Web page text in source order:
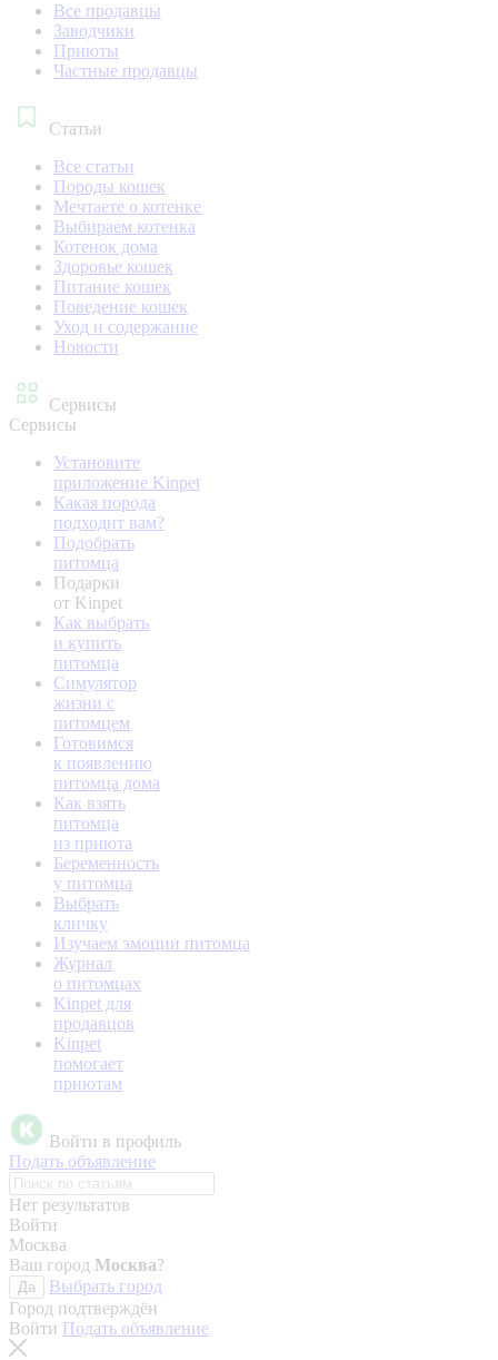
Все продавцы
Заводчики
Приюты
Частные продавцы
Статьи
Все статьи
Породы кошек
Мечтаете о котенке
Выбираем котенка
Котенок дома
Здоровье кошек
Питание кошек
Поведение кошек
Уход и содержание
Новости
Сервисы
Сервисы
Установите
приложение Kinpet
Какая порода
подходит вам?
Подобрать
питомца
Подарки
от Kinpet
Как выбрать
и купить
питомца
Симулятор
жизни с
питомцем
Готовимся
к появлению
питомца дома
Как взять
питомца
из приюта
Беременность
у питомца
Выбрать
кличку
Изучаем эмоции питомца
Журнал
о питомцах
Kinpet для
продавцов
Kinpet
помогает
приютам
Войти в профиль
Подать объявление
Нет результатов
Войти
Москва
Ваш город Москва?
Да
Выбрать город
Город подтверждён
Войти Подать объявление